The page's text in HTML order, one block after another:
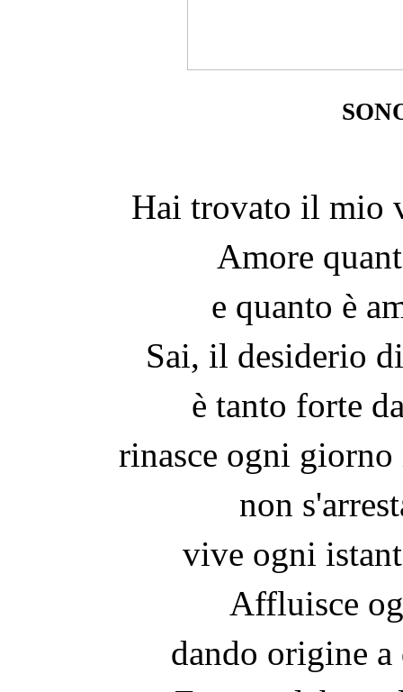
Hai trovato il mio
Amore
e quanto è
Sai, il desiderio
è tanto forte
rinasce ogni
non
vive ogni
Affluisce
dando origine